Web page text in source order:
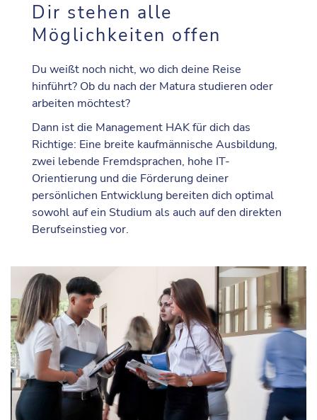
Dir stehen alle
Möglichkeiten offen
Du weißt noch nicht, wo dich deine Reise
hinführt? Ob du nach der Matura studieren oder
arbeiten möchtest?
Dann ist die Management HAK für dich das
Richtige: Eine breite kaufmännische Ausbildung,
zwei lebende Fremdsprachen, hohe IT-
Orientierung und die Förderung deiner
persönlichen Entwicklung bereiten dich optimal
sowohl auf ein Studium als auch auf den direkten
Berufseinstieg vor.